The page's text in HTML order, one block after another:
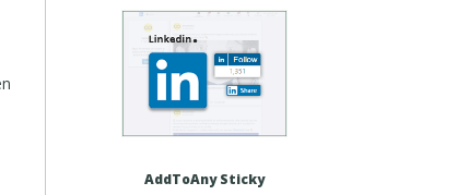
AddToAny Sticky